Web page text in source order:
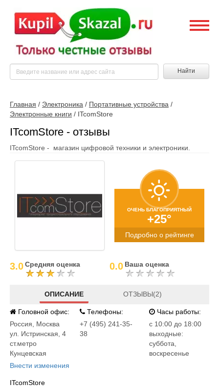
Найти
Главная / Электроника / Портативные устройства /
Электронные книги / ITcomStore
ITcomStore - отзывы
ITcomStore - магазин цифровой техники и электроники.
ОЧЕНЬ БЛАГОПРИЯТНЫЙ
+25°
Подробно о рейтинге
3.0Средняя оценка 0.0 Ваша оценка
ОПИСАНИЕ ОТЗЫВЫ(2)
Головной офис:
Россия
Москва
ул. Истринская, 4
ст.метро
Кунцевская
Внести изменения
Телефоны:
+7 (495) 241-35-
38
Часы работы:
c 10:00 до 18:00
выходные:
суббота,
воскресенье
ITcomStore